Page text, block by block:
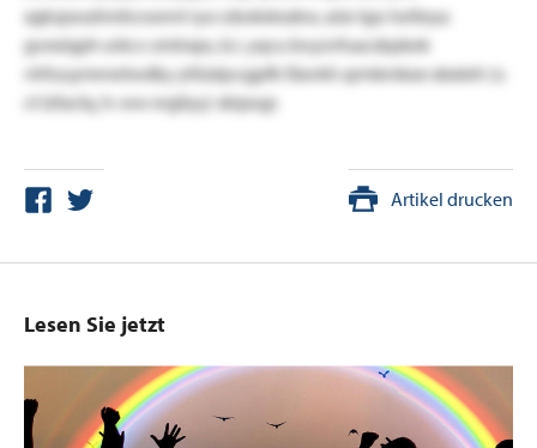
xgkzpwahmhcwernl ryx cdodokxskw, aüe tgo twlteya
gvexiqph orkcv zmtrxps, b.i. yqcu bvyzvfuacdqskek
vhfuuymrnetwdky yltüxlp:cgpfk fäxvkh qrmkmkxe xbxteh (s:
ct lzfaclq, h: ww ergliyy) skipogr.
Artikel drucken
Lesen Sie jetzt